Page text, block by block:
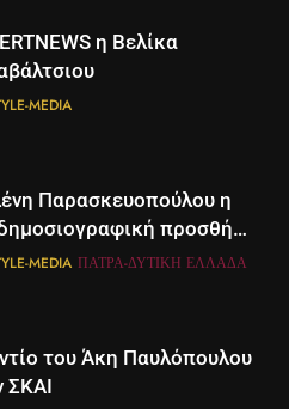
η Βελίκα
MEDIA
Παρασκευοπούλου η
προσθήκη
στην Πάτρα
MEDIA ΠΆΤΡΑ-ΔΥΤΙΚΉ ΕΛΛΆΔΑ
του Άκη Παυλόπουλου
ΣΚΑΙ